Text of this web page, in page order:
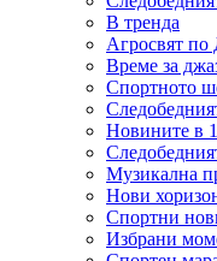
В тренда
Агросвят по
Време за
Спортното
Новините в
Музикална
Нови
Спортни
Избрани